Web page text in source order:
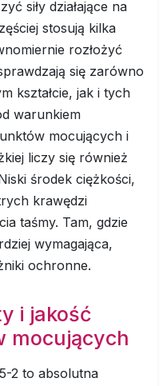
siły działające na
stosują kilka
rozłożyć
się zarówno
kształcie, jak i tych
warunkiem
mocujących i
liczy się również
środek ciężkości,
krawędzi
taśmy. Tam, gdzie
wymagająca,
ochronne.
i jakość
mocujących
2 to absolutna